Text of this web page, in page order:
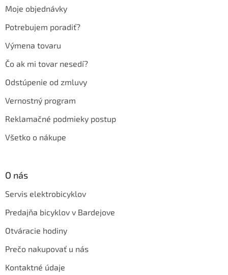
Moje objednávky
Potrebujem poradiť?
Výmena tovaru
Čo ak mi tovar nesedí?
Odstúpenie od zmluvy
Vernostný program
Reklamačné podmieky postup
Všetko o nákupe
O nás
Servis elektrobicyklov
Predajňa bicyklov v Bardejove
Otváracie hodiny
Prečo nakupovať u nás
Kontaktné údaje